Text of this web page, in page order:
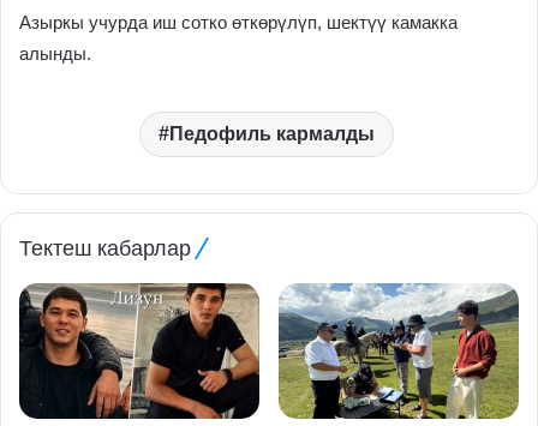
Азыркы учурда иш сотко өткөрүлүп, шектүү камакка
алынды.
Педофиль кармалды
Тектеш кабарлар